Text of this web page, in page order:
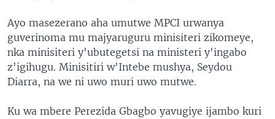
Ayo masezerano aha umutwe MPCI urwanya
guverinoma mu majyaruguru minisiteri zikomeye,
nka minisiteri y'ubutegetsi na ministeri y'ingabo
z'igihugu. Minisitiri w'Intebe mushya, Seydou
Diarra, na we ni uwo muri uwo mutwe.
Ku wa mbere Perezida Gbagbo yavugiye ijambo kuri